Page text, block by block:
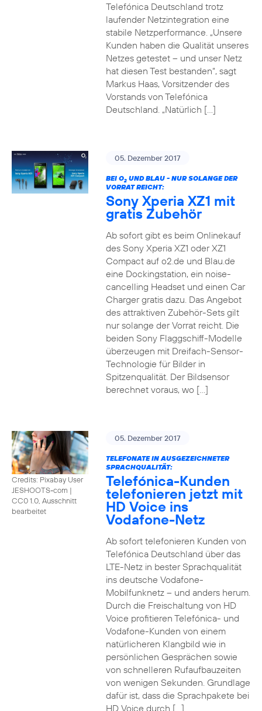
Telefónica Deutschland trotz
laufender Netzintegration eine
stabile Netzperformance. „Unsere
Kunden haben die Qualität unseres
Netzes getestet – und unser Netz
hat diesen Test bestanden“, sagt
Markus Haas, Vorsitzender des
Vorstands von Telefónica
Deutschland. „Natürlich […]
05. Dezember 2017
BEI O2UND BLAU - NUR SOLANGE DER
VORRAT REICHT:
Sony Xperia XZ1 mit
gratis Zubehör
Ab sofort gibt es beim Onlinekauf
des Sony Xperia XZ1 oder XZ1
Compact auf o2.de und Blau.de
eine Dockingstation, ein noise-
cancelling Headset und einen Car
Charger gratis dazu. Das Angebot
des attraktiven Zubehör-Sets gilt
nur solange der Vorrat reicht. Die
beiden Sony Flaggschiff-Modelle
überzeugen mit Dreifach-Sensor-
Technologie für Bilder in
Spitzenqualität. Der Bildsensor
berechnet voraus, wo […]
Credits: Pixabay User
JESHOOTS-com |
CC0 1.0, Ausschnitt
bearbeitet
05. Dezember 2017
TELEFONATE IN AUSGEZEICHNETER
SPRACHQUALITÄT:
Telefónica-Kunden
telefonieren jetzt mit
HD Voice ins
Vodafone-Netz
Ab sofort telefonieren Kunden von
Telefónica Deutschland über das
LTE-Netz in bester Sprachqualität
ins deutsche Vodafone-
Mobilfunknetz – und anders herum.
Durch die Freischaltung von HD
Voice profitieren Telefónica- und
Vodafone-Kunden von einem
natürlicheren Klangbild wie in
persönlichen Gesprächen sowie
von schnelleren Rufaufbauzeiten
von wenigen Sekunden. Grundlage
dafür ist, dass die Sprachpakete bei
HD Voice durch […]